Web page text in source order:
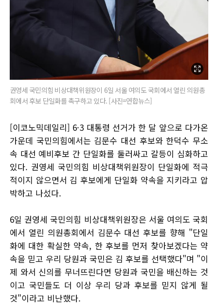
권영세 국민의힘 비상대책위원장이 6일 서울 여의도 국회에서 열린 의원총
회에서 후보 단일화를 촉구하고 있다. [사진=연합뉴스]
[이코노믹데일리] 6·3 대통령 선거가 한 달 앞으로 다가온
가운데 국민의힘에서는 김문수 대선 후보와 한덕수 무소
속 대선 예비후보 간 단일화를 둘러싸고 갈등이 심화하고
있다. 권영세 국민의힘 비상대책위원장이 단일화에 적극
적이지 않으면서 김 후보에게 단일화 약속을 지키라고 압
박하고 나섰다.
6일 권영세 국민의힘 비상대책위원장은 서울 여의도 국회
에서 열린 의원총회에서 김문수 대선 후보를 향해 "단일
화에 대한 확실한 약속, 한 후보를 먼저 찾아보겠다는 약
속을 믿고 우리 당원과 국민은 김 후보를 선택했다"며 "이
제 와서 신의를 무너뜨린다면 당원과 국민을 배신하는 것
이고 국민들도 더 이상 우리 당과 후보를 믿지 않게 될
것"이라고 비난했다.